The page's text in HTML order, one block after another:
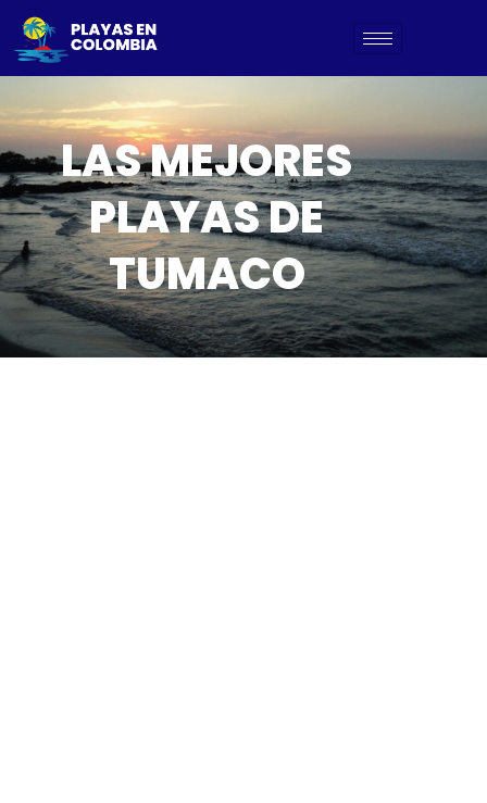
LAS MEJORES
PLAYAS DE
TUMACO